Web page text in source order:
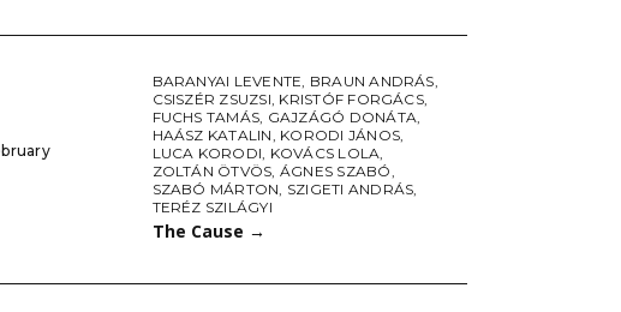
BARANYAI LEVENTE, BRAUN ANDRÁS,
CSISZÉR ZSUZSI, KRISTÓF FORGÁCS,
FUCHS TAMÁS, GAJZÁGÓ DONÁTA,
HAÁSZ KATALIN, KORODI JÁNOS,
LUCA KORODI, KOVÁCS LOLA,
ZOLTÁN ÖTVÖS, ÁGNES SZABÓ,
SZABÓ MÁRTON, SZIGETI ANDRÁS,
TERÉZ SZILÁGYI
The Cause →